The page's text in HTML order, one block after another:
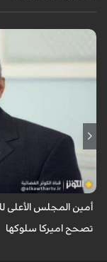
أشار أمين المجلس الأعلى
مستجدات الأوضاع في
تصحح أ...
أمين المجلس الأعلى
تصحح اميركا سلوكها